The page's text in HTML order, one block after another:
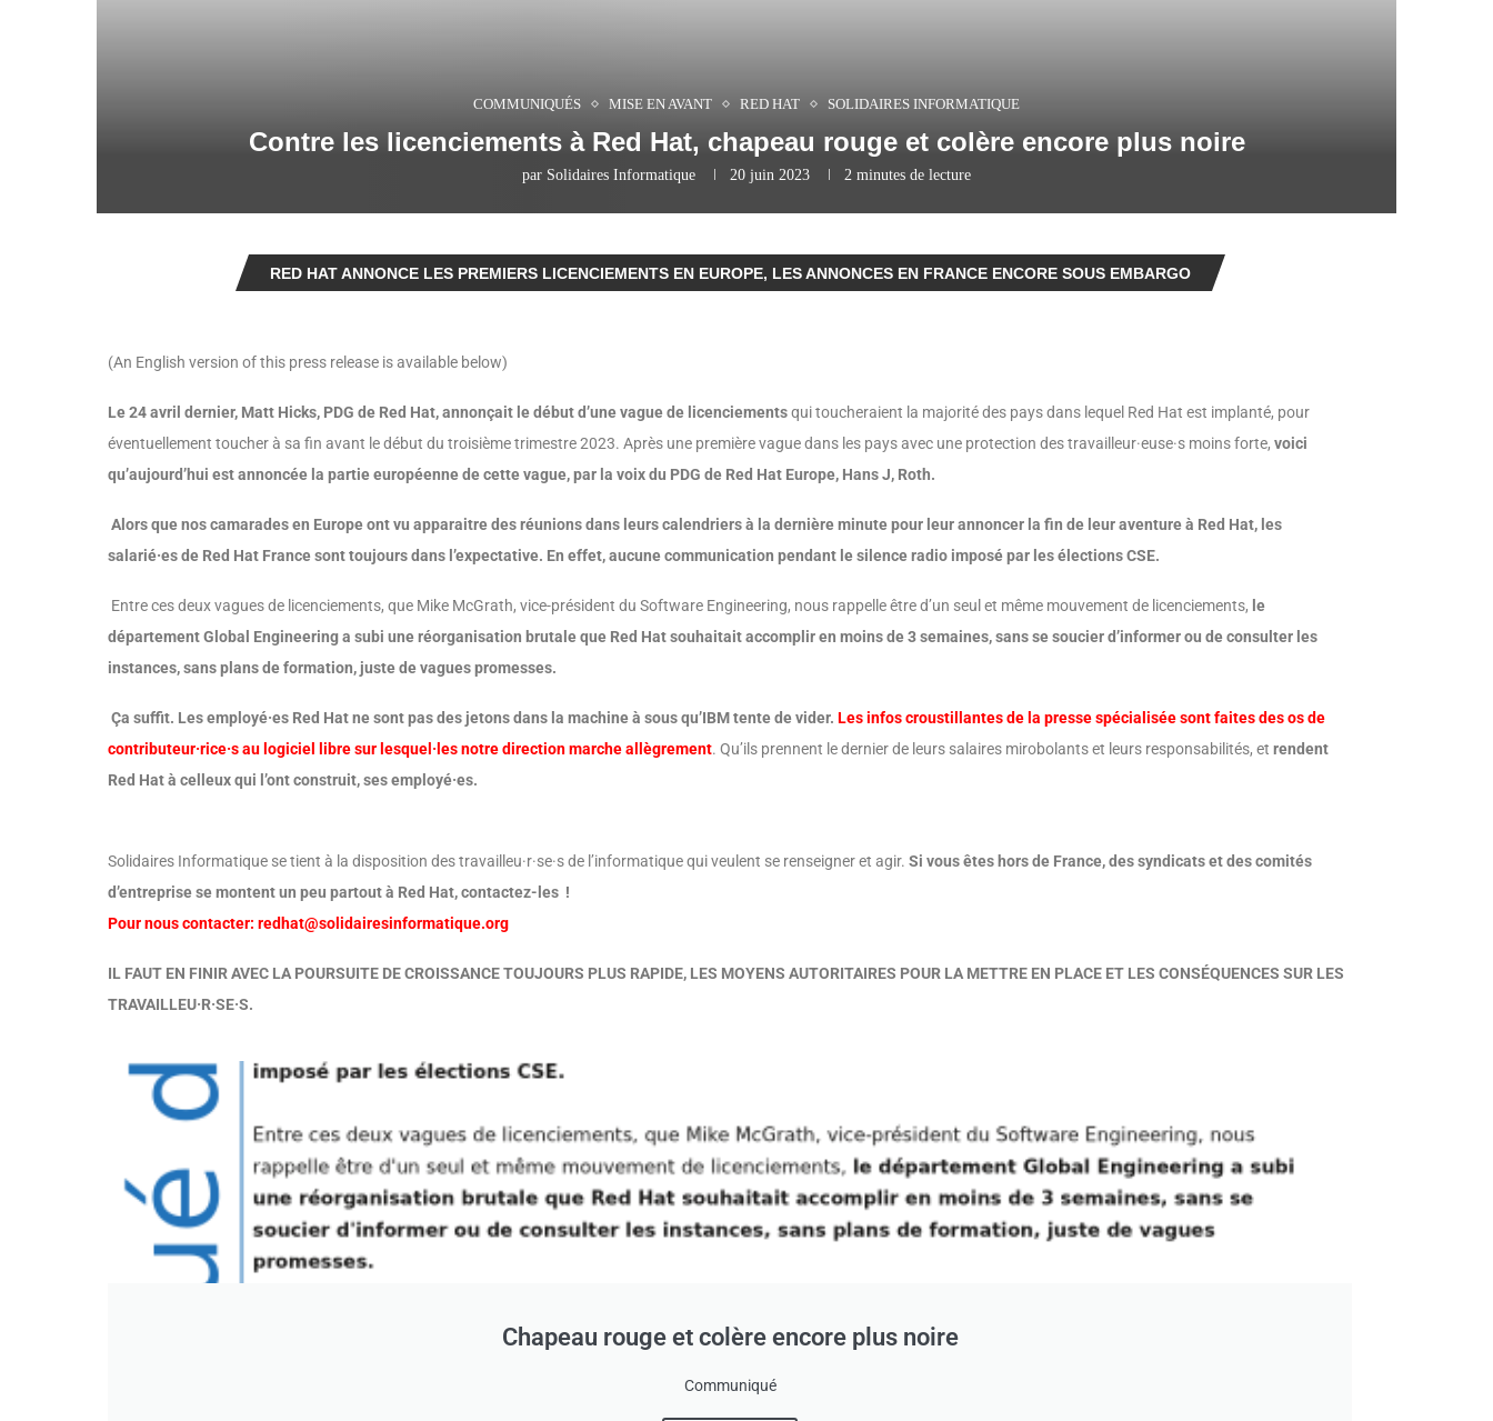
COMMUNIQUÉS MISE EN AVANT RED HAT SOLIDAIRES INFORMATIQUE
Contre les licenciements à Red Hat, chapeau rouge et colère encore plus noire
par Solidaires Informatique 20 juin 2023 2 minutes de lecture
RED HAT ANNONCE LES PREMIERS LICENCIEMENTS EN EUROPE, LES ANNONCES EN FRANCE ENCORE SOUS EMBARGO
(An English version of this press release is available below)
Le 24 avril dernier, Matt Hicks, PDG de Red Hat, annonçait le début d’une vague de licenciementsqui toucheraient la majorité des pays dans lequel Red Hat est implanté, pour
éventuellement toucher à sa fin avant le début du troisième trimestre 2023. Après une première vague dans les pays avec une protection des travailleur·euse·s moins forte, voici
qu’aujourd’hui est annoncée la partie européenne de cette vague, par la voix du PDG de Red Hat Europe, Hans J, Roth.
Alors que nos camarades en Europe ont vu apparaitre des réunions dans leurs calendriers à la dernière minute pour leur annoncer la fin de leur aventure à Red Hat, les
salarié·es de Red Hat France sont toujours dans l’expectative. En effet, aucune communication pendant le silence radio imposé par les élections CSE.
Entre ces deux vagues de licenciements, que Mike McGrath, vice-président du Software Engineering, nous rappelle être d’un seul et même mouvement de licenciements, le
département Global Engineering a subi une réorganisation brutale que Red Hat souhaitait accomplir en moins de 3 semaines, sans se soucier d’informer ou de consulter les
instances, sans plans de formation, juste de vagues promesses.
Ça suffit. Les employé·es Red Hat ne sont pas des jetons dans la machine à sous qu’IBM tente de vider. Les infos croustillantes de la presse spécialisée sont faites des os de
contributeur·rice·s au logiciel libre sur lesquel·les notre direction marche allègrement. Qu’ils prennent le dernier de leurs salaires mirobolants et leurs responsabilités, et rendent
Red Hat à celleux qui l’ont construit, ses employé·es.
Solidaires Informatique se tient à la disposition des travailleu·r·se·s de l’informatique qui veulent se renseigner et agir. Si vous êtes hors de France, des syndicats et des comités
d’entreprise se montent un peu partout à Red Hat, contactez-les !
Pour nous contacter: redhat@solidairesinformatique.org
IL FAUT EN FINIR AVEC LA POURSUITE DE CROISSANCE TOUJOURS PLUS RAPIDE, LES MOYENS AUTORITAIRES POUR LA METTRE EN PLACE ET LES CONSÉQUENCES SUR LES
TRAVAILLEU·R·SE·S.
Chapeau rouge et colère encore plus noire
Communiqué